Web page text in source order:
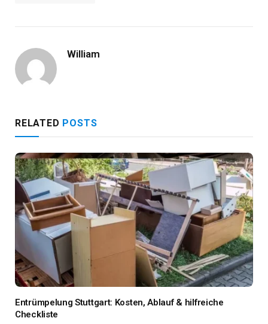
William
RELATED POSTS
Entrümpelung Stuttgart: Kosten, Ablauf & hilfreiche
Checkliste